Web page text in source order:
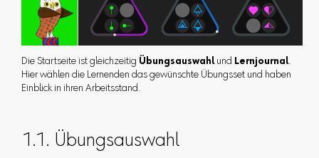
Die Startseite ist gleichzeitig Übungsauswahlund Lernjournal.
Hier wählen die Lernenden das gewünschte Übungsset und haben
Einblick in ihren Arbeitsstand.
1.1. Übungsauswahl